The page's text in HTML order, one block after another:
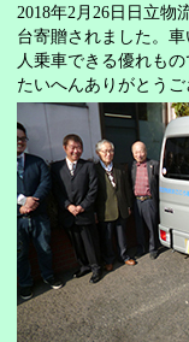
2018年2月26日日立物
台寄贈されました。
人乗車できる優れも
たいへんありがとうご